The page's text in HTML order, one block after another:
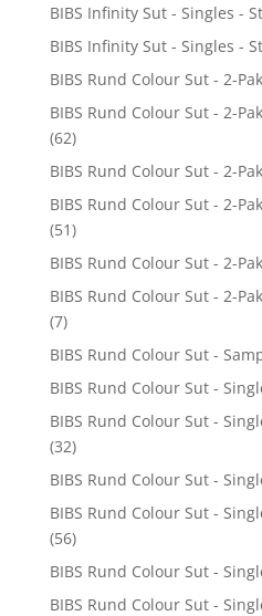
BIBS Infinity Sut - Singles -
BIBS Infinity Sut - Singles -
BIBS Rund Colour Sut - 2-
BIBS Rund Colour Sut - 2-
(62)
BIBS Rund Colour Sut - 2-
BIBS Rund Colour Sut - 2-
(51)
BIBS Rund Colour Sut - 2-
BIBS Rund Colour Sut - 2-
(7)
BIBS Rund Colour Sut -
BIBS Rund Colour Sut -
BIBS Rund Colour Sut -
(32)
BIBS Rund Colour Sut -
BIBS Rund Colour Sut -
(56)
BIBS Rund Colour Sut -
BIBS Rund Colour Sut -